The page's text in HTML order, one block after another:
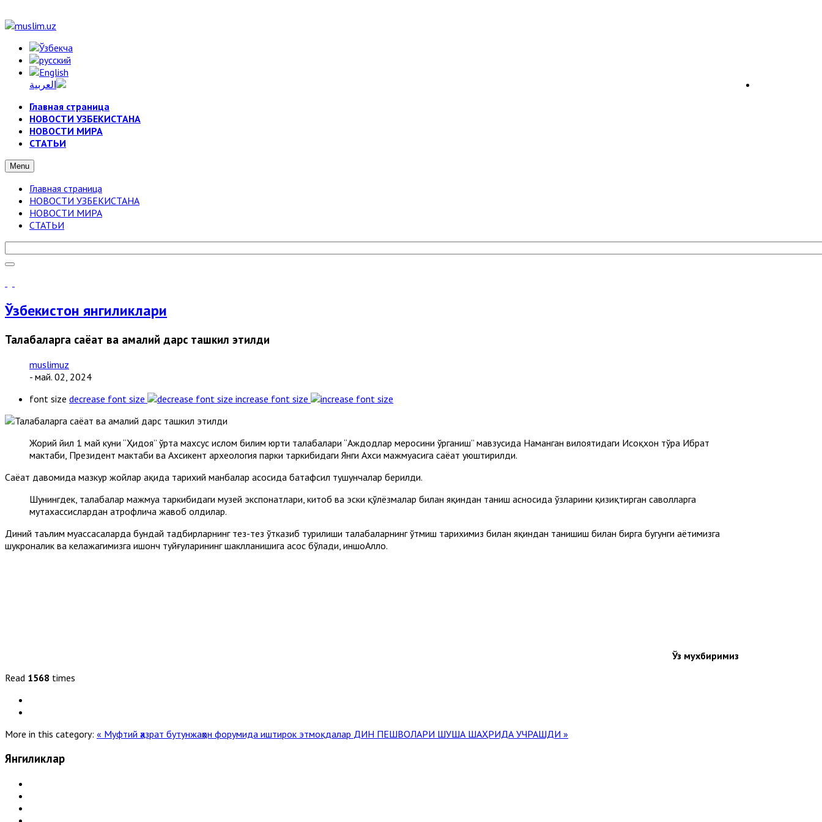
Главная страница
НОВОСТИ УЗБЕКИСТАНА
НОВОСТИ МИРА
СТАТЬИ
Menu
Главная страница
НОВОСТИ УЗБЕКИСТАНА
НОВОСТИ МИРА
СТАТЬИ
Ўзбекистон янгиликлари
Талабаларга саёҳат ва амалий дарс ташкил этилди
muslimuz
- май. 02, 2024
font size decrease font size increase font size
Жорий йил 1 май куни “Ҳидоя” ўрта махсус ислом билим юрти талабалари “Аждодлар меросини ўрганиш” мавзусида Наманган вилоятидаги Исҳоқхон тўра Ибрат
мактаби, Президент мактаби ва Ахсикент археология парки таркибидаги Янги Ахси мажмуасига саёҳат уюштирилди.
Саёҳат давомида мазкур жойлар ҳақида тарихий манбалар асосида батафсил тушунчалар берилди.
Шунингдек, талабалар мажмуа таркибидаги музей экспонатлари, китоб ва эски қўлёзмалар билан яқиндан таниш асносида ўзларини қизиқтирган саволларга
мутахассислардан атрофлича жавоб олдилар.
Диний таълим муассасаларда бундай тадбирларнинг тез-тез ўтказиб турилиши талабаларнинг ўтмиш тарихимиз билан яқиндан танишиш билан бирга бугунги ҳаётимизга
шукроналик ва келажагимизга ишонч туйғуларининг шаклланишига асос бўлади, иншоАллоҳ.
Ўз мухбиримиз
Read 1568 times
More in this category: « Муфтий ҳазрат бутунжаҳон форумида иштирок этмоқдалар ДИН ПЕШВОЛАРИ ШУША ШАҲРИДА УЧРАШДИ »
Янгиликлар